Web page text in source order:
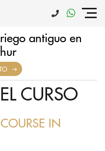
antiguo en
CURSO
IN